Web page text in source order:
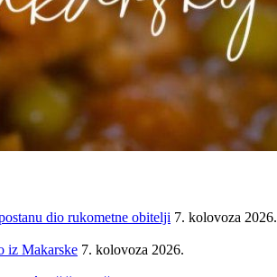
dio rukometne obitelji 7. kolovoza 2026.
iz Makarske 7. kolovoza 2026.